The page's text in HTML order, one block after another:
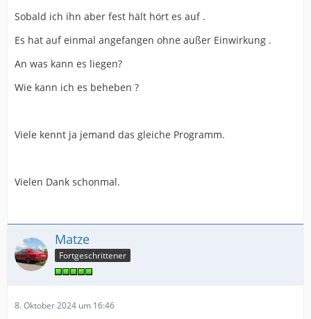
Sobald ich ihn aber fest hält hört es auf .
Es hat auf einmal angefangen ohne außer Einwirkung .
An was kann es liegen?
Wie kann ich es beheben ?
Viele kennt ja jemand das gleiche Programm.
Vielen Dank schonmal.
Matze
Fortgeschrittener
8. Oktober 2024 um 16:46